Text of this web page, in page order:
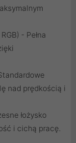
- Pełna
nad prędkością i
łożysko
i cichą pracę.